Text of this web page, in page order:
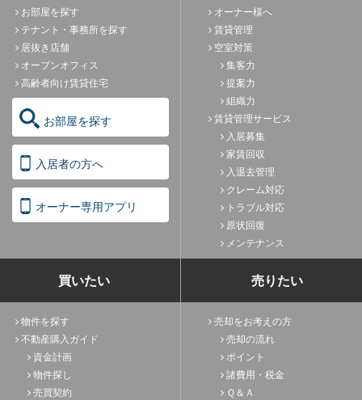
お部屋を探す
テナント・事務所を探す
居抜き店舗
オープンオフィス
高齢者向け賃貸住宅
お部屋を探す
入居者の方へ
オーナー専用アプリ
オーナー様へ
賃貸管理
空室対策
集客力
提案力
組織力
賃貸管理サービス
入居募集
家賃回収
入退去管理
クレーム対応
トラブル対応
原状回復
メンテナンス
買いたい
物件を探す
不動産購入ガイド
資金計画
物件探し
売買契約
売りたい
売却をお考えの方
売却の流れ
ポイント
諸費用・税金
Ｑ＆Ａ